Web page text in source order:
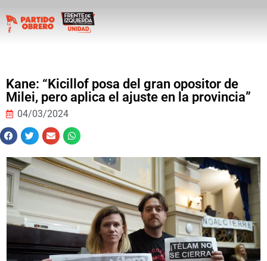
Kane: “Kicillof posa del gran opositor de
Milei, pero aplica el ajuste en la provincia”
04/03/2024